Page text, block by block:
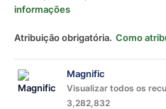
informações
Atribuição obrigatória. Como
Magnific
Visualizar todos os
3,282,832